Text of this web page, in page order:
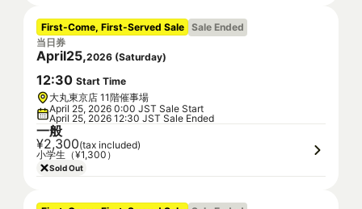
First-Come, First-Served Sale Sale Ended
当日券
April25,2026 (Saturday)
12:30 Start Time
大丸東京店 11階催事場
April 25, 2026 0:00 JST Sale Start
April 25, 2026 12:30 JST Sale Ended
一般
¥2,300(tax included)
小学生（¥1,300）
Sold Out